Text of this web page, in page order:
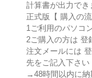
計算書が出力でき
正式版【 購入の流
1ご利用のパソコ
2ご購入の方は 登
注文メールには
先をご記入下さい
→48時間以内に納